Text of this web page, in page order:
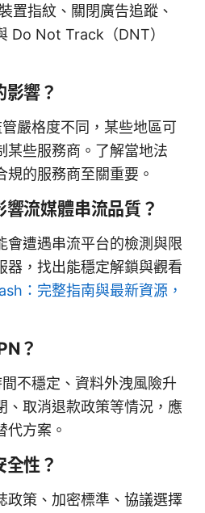
置指紋、關閉廣告追蹤、
Do Not Track（DNT）
響？
嚴格度不同，某些地區可
某些服務商。了解當地法
的服務商至關重要。
流媒體串流品質？
會遭遇串流平台的檢測與限
器，找出能穩定解鎖與觀看
：完整指南與最新資源，
？
不穩定、資料外洩風險升
、取消退款政策等情況，應
代方案。
性？
政策、加密標準、協議選擇